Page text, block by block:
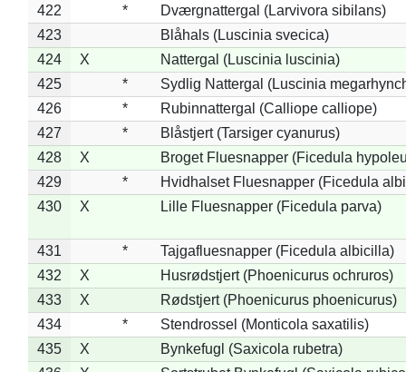
422
*
Dværgnattergal (Larvivora sibilans)
423
Blåhals (Luscinia svecica)
424
X
Nattergal (Luscinia luscinia)
425
*
Sydlig Nattergal (Luscinia
426
*
Rubinnattergal (Calliope calliope)
427
*
Blåstjert (Tarsiger cyanurus)
428
X
Broget Fluesnapper (Ficedula
429
*
Hvidhalset Fluesnapper (Ficedula
430
X Lille Fluesnapper (Ficedula parva)
431 *
Tajgafluesnapper (Ficedula albicilla)
432
X
Husrødstjert (Phoenicurus ochruros)
433
X
Rødstjert (Phoenicurus phoenicurus)
434
*
Stendrossel (Monticola saxatilis)
435
X
Bynkefugl (Saxicola rubetra)